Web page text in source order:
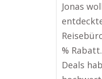
Jonas
%
Deals